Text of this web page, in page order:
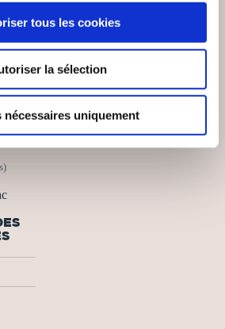
tous les cookies
la sélection
nécessaires uniquement